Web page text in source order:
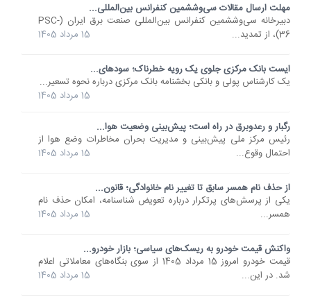
مهلت ارسال مقالات سی‌وششمین کنفرانس بین‌المللی...
دبیرخانه سی‌وششمین کنفرانس بین‌المللی صنعت برق ایران (PSC-
36)، از تمدید...
15 مرداد 1405
ایست بانک مرکزی جلوی یک رویه خطرناک؛ سودهای...
یک کارشناس پولی و بانکی بخشنامه بانک مرکزی درباره نحوه تسعیر...
15 مرداد 1405
رگبار و رعدوبرق در راه است؛ پیش‌بینی وضعیت هوا...
رئیس مرکز ملی پیش‌بینی و مدیریت بحران مخاطرات وضع هوا از
احتمال وقوع...
15 مرداد 1405
از حذف نام همسر سابق تا تغییر نام خانوادگی؛ قانون...
یکی از پرسش‌های پرتکرار درباره تعویض شناسنامه، امکان حذف نام
همسر...
15 مرداد 1405
واکنش قیمت خودرو به ریسک‌های سیاسی؛ بازار خودرو...
قیمت خودرو امروز 15 مرداد 1405 از سوی بنگاه‌های معاملاتی اعلام
شد. در این...
15 مرداد 1405